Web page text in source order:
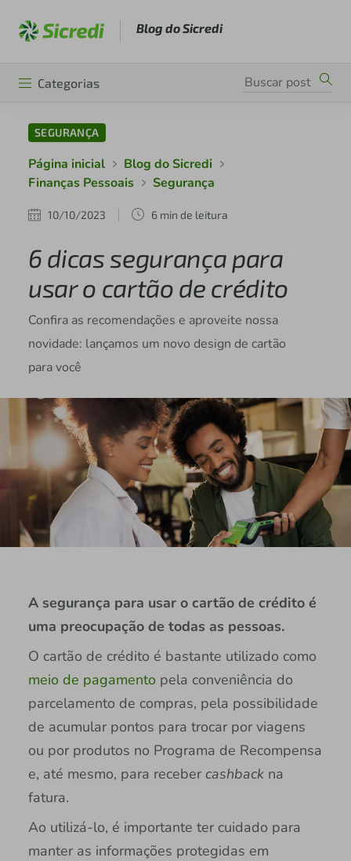
Blog do Sicredi
Categorias
SEGURANÇA
Página inicial
Blog do Sicredi
Finanças Pessoais
Segurança
10/10/2023 6 min de leitura
6 dicas segurança para
usar o cartão de crédito
Confira as recomendações e aproveite nossa
novidade: lançamos um novo design de cartão
para você
A segurança para usar o cartão de crédito é
uma preocupação de todas as pessoas.
O cartão de crédito é bastante utilizado como
meio de pagamentopela conveniência do
parcelamento de compras, pela possibilidade
de acumular pontos para trocar por viagens
ou por produtos no Programa de Recompensa
e, até mesmo, para receber cashbackna
fatura.
Ao utilizá-lo, é importante ter cuidado para
manter as informações protegidas em